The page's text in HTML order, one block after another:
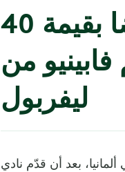
الاتحاد السعودي يقدم عرضا بقيمة 40
من
ليفربول
بعد أن قدّم نادي